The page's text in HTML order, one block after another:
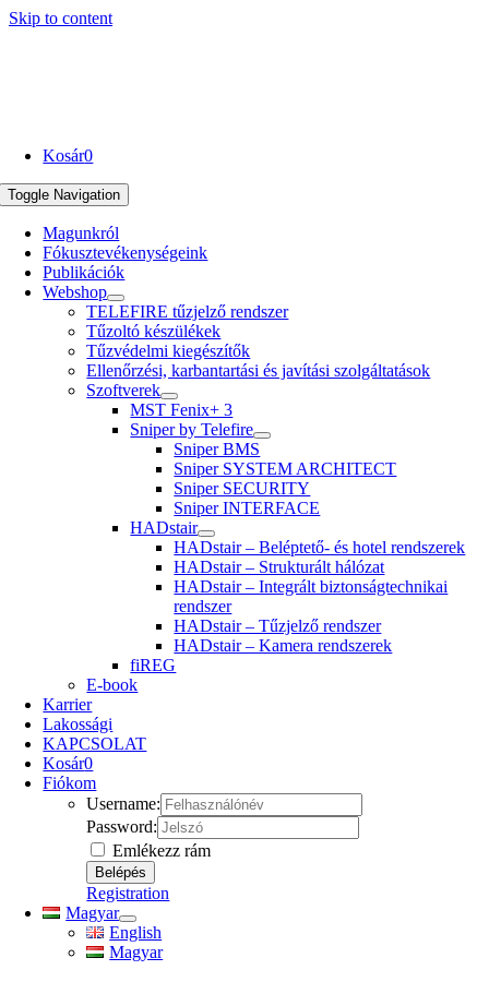
Skip to content
Kosár0
Toggle Navigation
Magunkról
Fókusztevékenységeink
Publikációk
Webshop
TELEFIRE tűzjelző rendszer
Tűzoltó készülékek
Tűzvédelmi kiegészítők
Ellenőrzési, karbantartási és javítási szolgáltatások
Szoftverek
MST Fenix+ 3
Sniper by Telefire
Sniper BMS
Sniper SYSTEM ARCHITECT
Sniper SECURITY
Sniper INTERFACE
HADstair
HADstair – Beléptető- és hotel rendszerek
HADstair – Strukturált hálózat
HADstair – Integrált biztonságtechnikai
rendszer
HADstair – Tűzjelző rendszer
HADstair – Kamera rendszerek
fiREG
E-book
Karrier
Lakossági
KAPCSOLAT
Kosár0
Fiókom
Username:
Password:
Emlékezz rám
Registration
Magyar
English
Magyar